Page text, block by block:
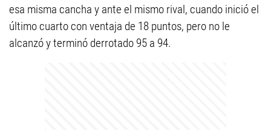
esa misma cancha y ante el mismo rival, cuando inició el
último cuarto con ventaja de 18 puntos, pero no le
alcanzó y terminó derrotado 95 a 94.